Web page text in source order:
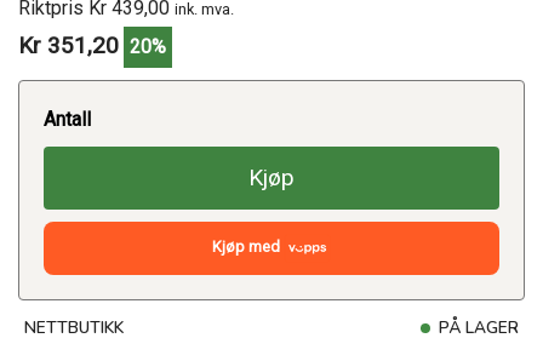
Riktpris Kr 439,00 ink. mva.
Kr 351,20 20%
Antall
Kjøp
Kjøp med
NETTBUTIKK PÅ LAGER